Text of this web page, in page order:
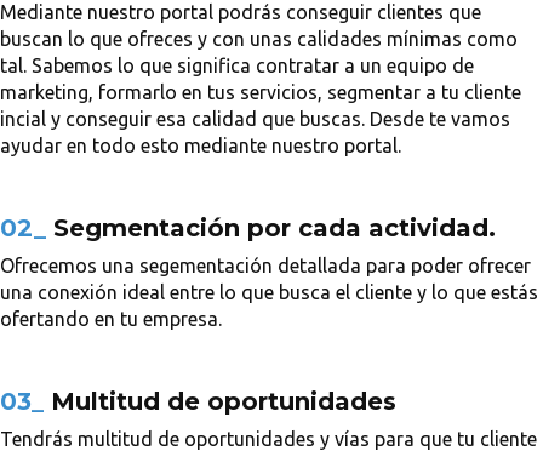
Mediante nuestro portal podrás conseguir clientes que
buscan lo que ofreces y con unas calidades mínimas como
tal. Sabemos lo que significa contratar a un equipo de
marketing, formarlo en tus servicios, segmentar a tu cliente
incial y conseguir esa calidad que buscas. Desde te vamos
ayudar en todo esto mediante nuestro portal.
02_ Segmentación por cada actividad.
Ofrecemos una segementación detallada para poder ofrecer
una conexión ideal entre lo que busca el cliente y lo que estás
ofertando en tu empresa.
03_ Multitud de oportunidades
Tendrás multitud de oportunidades y vías para que tu cliente